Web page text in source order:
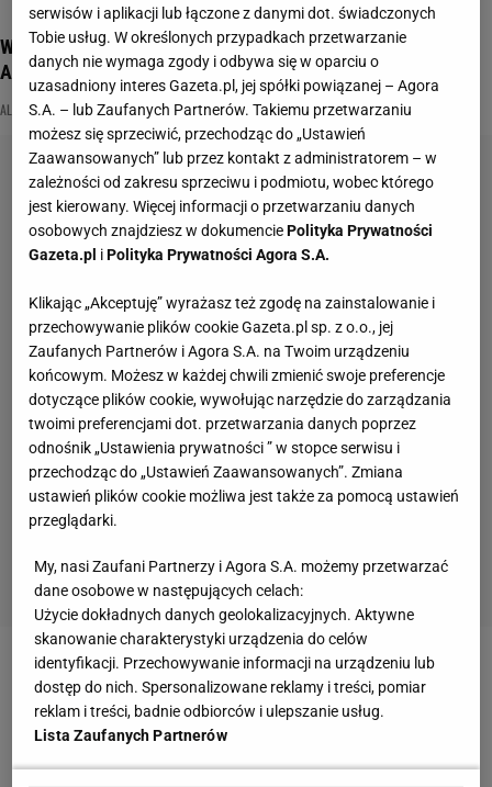
W turystycznym odwiedzamy Bałkany! Jak dobrze znacie
Albanię?
ALBANIA QUIZ TURYSTYCZNY
serwisów i aplikacji lub łączone z danymi dot. świadczonych
Tobie usług. W określonych przypadkach przetwarzanie
danych nie wymaga zgody i odbywa się w oparciu o
uzasadniony interes Gazeta.pl, jej spółki powiązanej – Agora
S.A. – lub Zaufanych Partnerów. Takiemu przetwarzaniu
możesz się sprzeciwić, przechodząc do „Ustawień
Zaawansowanych” lub przez kontakt z administratorem – w
zależności od zakresu sprzeciwu i podmiotu, wobec którego
jest kierowany. Więcej informacji o przetwarzaniu danych
osobowych znajdziesz w dokumenciePolityka Prywatności
Gazeta.pl iPolityka Prywatności Agora S.A.
Klikając „Akceptuję” wyrażasz też zgodę na zainstalowanie i
przechowywanie plików cookie Gazeta.pl sp. z o.o., jej
Zaufanych Partnerów i Agora S.A. na Twoim urządzeniu
końcowym. Możesz w każdej chwili zmienić swoje preferencje
dotyczące plików cookie, wywołując narzędzie do zarządzania
twoimi preferencjami dot. przetwarzania danych poprzez
odnośnik „Ustawienia prywatności ” w stopce serwisu i
przechodząc do „Ustawień Zaawansowanych”. Zmiana
ustawień plików cookie możliwa jest także za pomocą ustawień
przeglądarki.
My, nasi Zaufani Partnerzy i Agora S.A. możemy przetwarzać
dane osobowe w następujących celach:
Użycie dokładnych danych geolokalizacyjnych. Aktywne
skanowanie charakterystyki urządzenia do celów
identyfikacji. Przechowywanie informacji na urządzeniu lub
dostęp do nich. Spersonalizowane reklamy i treści, pomiar
reklam i treści, badnie odbiorców i ulepszanie usług.
Lista Zaufanych Partnerów